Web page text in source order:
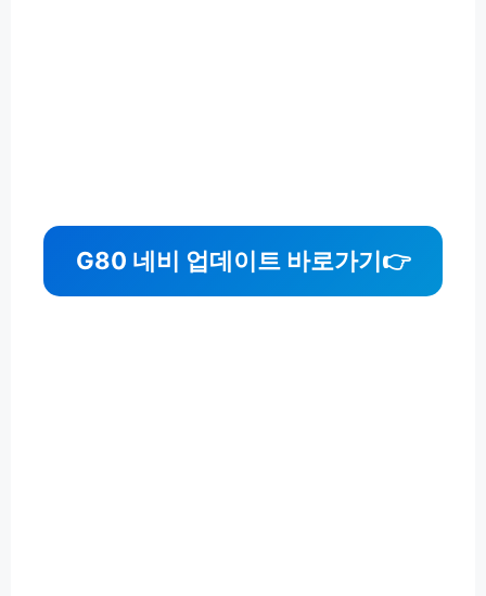
G80 네비 업데이트 바로가기👉